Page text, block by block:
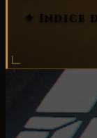
✦ Indice
Siamo lieti di
dinamica di
implementatea